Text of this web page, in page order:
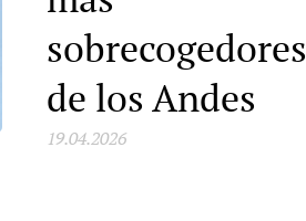
sobrecogedores
de los Andes
19.04.2026